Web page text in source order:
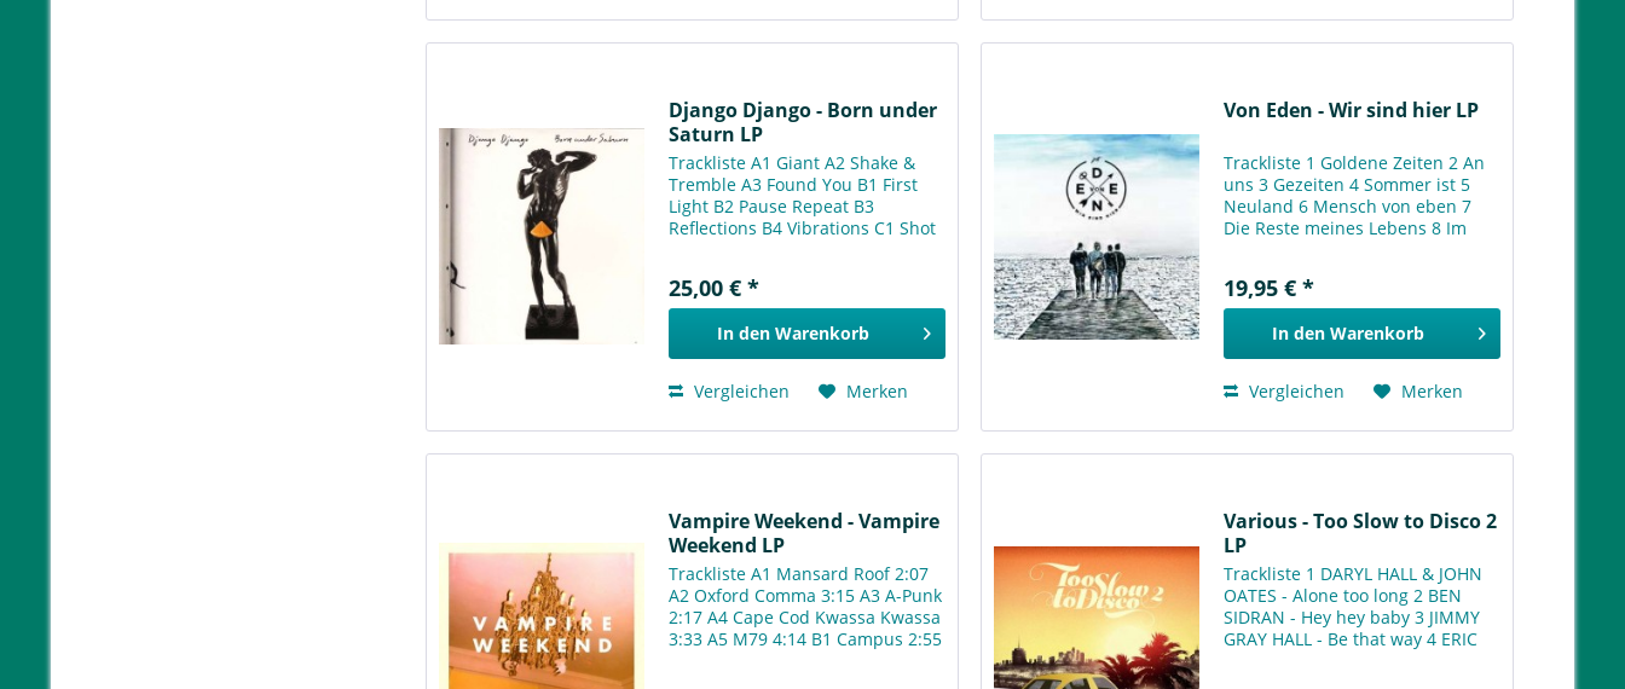
Django Django - Born under
Saturn LP
Trackliste A1 Giant A2 Shake &
Tremble A3 Found You B1 First
Light B2 Pause Repeat B3
Reflections B4 Vibrations C1 Shot
D2 Break The Glass D3 The Life
We Know
25,00 € *
In den Warenkorb
Vergleichen Merken
Von Eden - Wir sind hier LP
Trackliste 1 Goldene Zeiten 2 An
uns 3 Gezeiten 4 Sommer ist 5
Neuland 6 Mensch von eben 7
Die Reste meines Lebens 8 Im
Sicht 13 Mindestens für immer
19,95 € *
In den Warenkorb
Vergleichen Merken
Vampire Weekend - Vampire
Weekend LP
Trackliste A1 Mansard Roof 2:07
A2 Oxford Comma 3:15 A3 A-Punk
2:17 A4 Cape Cod Kwassa Kwassa
3:33 A5 M79 4:14 B1 Campus 2:55
Various - Too Slow to Disco 2
LP
Trackliste 1 DARYL HALL & JOHN
OATES - Alone too long 2 BEN
SIDRAN - Hey hey baby 3 JIMMY
GRAY HALL - Be that way 4 ERIC